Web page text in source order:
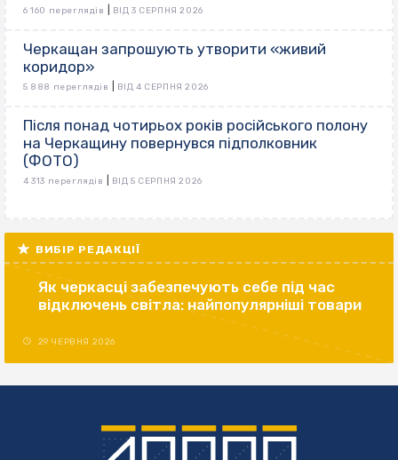
6 160 переглядів ВІД 3 СЕРПНЯ 2026
Черкащан запрошують утворити «живий
коридор»
5 888 переглядів ВІД 4 СЕРПНЯ 2026
Після понад чотирьох років російського полону
на Черкащину повернувся підполковник
(ФОТО)
4 313 переглядів ВІД 5 СЕРПНЯ 2026
ВИБІР РЕДАКЦІЇ
Як черкасці забезпечують себе під час
відключень світла: найпопулярніші товари
29 ЧЕРВНЯ 2026